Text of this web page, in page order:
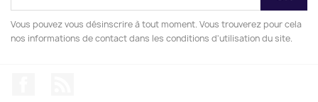
Vous pouvez vous désinscrire à tout moment. Vous trouverez pour cela
nos informations de contact dans les conditions d'utilisation du site.